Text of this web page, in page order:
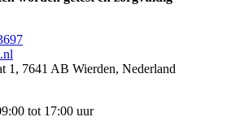
1, 7641 AB Wierden, Nederland
tot 17:00 uur